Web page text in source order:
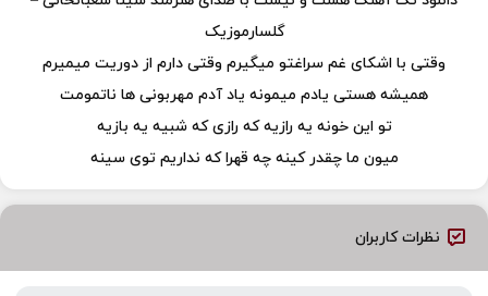
گلسارموزیک
وقتی با اشکای غم سراغتو میگیرم وقتی دارم از دوریت میمیرم
همیشه هستی یادم میمونه یاد آدم مهربونی ها ناتمومت
تو این خونه یه رازیه که رازی که شبیه یه بازیه
میون ما چقدر کینه چه قهرا که نداریم توی سینه
نظرات کاربران